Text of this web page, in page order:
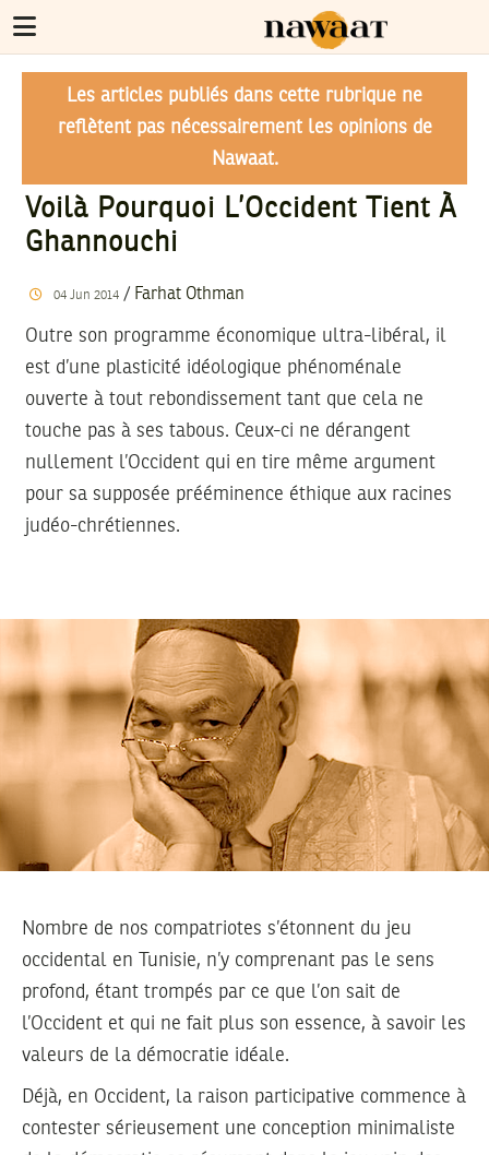
Les articles publiés dans cette rubrique ne
reflètent pas nécessairement les opinions de
Nawaat.
Voilà Pourquoi L’Occident Tient À
Ghannouchi
04 Jun 2014/ Farhat Othman
Outre son programme économique ultra-libéral, il
est d’une plasticité idéologique phénoménale
ouverte à tout rebondissement tant que cela ne
touche pas à ses tabous. Ceux-ci ne dérangent
nullement l’Occident qui en tire même argument
pour sa supposée prééminence éthique aux racines
judéo-chrétiennes.
Nombre de nos compatriotes s’étonnent du jeu
occidental en Tunisie, n’y comprenant pas le sens
profond, étant trompés par ce que l’on sait de
l’Occident et qui ne fait plus son essence, à savoir les
valeurs de la démocratie idéale.
Déjà, en Occident, la raison participative commence à
contester sérieusement une conception minimaliste